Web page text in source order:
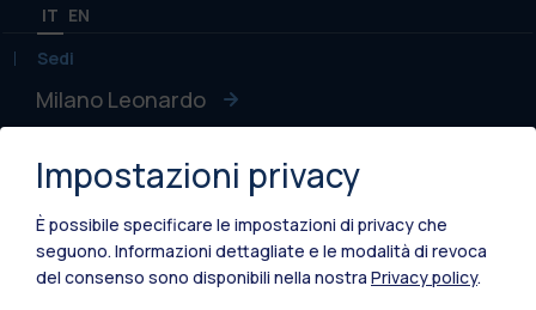
IT EN
Sedi
Milano Leonardo
Cremona
Lecco
Impostazioni privacy
È possibile specificare le impostazioni di privacy che
seguono. Informazioni dettagliate e le modalità di revoca
del consenso sono disponibili nella nostra Privacy policy.